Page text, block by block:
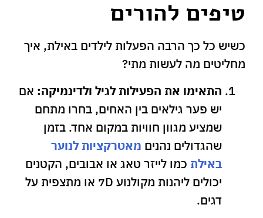
טיפים להורים
כשיש כל כך הרבה הפעלות לילדים באילת, איך
מחליטים מה לעשות מתי?
התאימו את הפעילות לגיל ולדינמיקה: אם
יש פער גילאים בין האחים, בחרו מתחם
שמציע מגוון חוויות במקום אחד. בזמן
שהגדולים נהנים מאטרקציות לנוער
באילת כמו לייזר טאג או אבובים, הקטנים
יכולים ליהנות מקולנוע 7D או מתצפית על
דגים.